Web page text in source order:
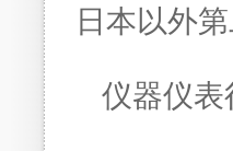
日本以外
仪器仪表